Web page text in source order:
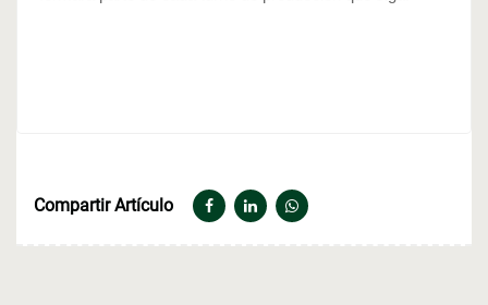
Compartir Artículo